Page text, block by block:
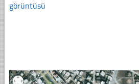
görüntüsü